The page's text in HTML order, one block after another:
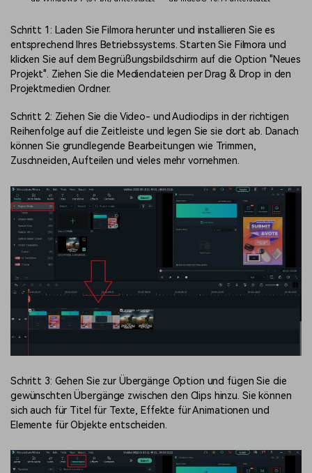
Schritt 1: Laden Sie Filmora herunter und installieren Sie es
entsprechend Ihres Betriebssystems. Starten Sie Filmora und
klicken Sie auf dem Begrüßungsbildschirm auf die Option "Neues
Projekt". Ziehen Sie die Mediendateien per Drag & Drop in den
Projektmedien Ordner.
Schritt 2: Ziehen Sie die Video- und Audioclips in der richtigen
Reihenfolge auf die Zeitleiste und legen Sie sie dort ab. Danach
können Sie grundlegende Bearbeitungen wie Trimmen,
Zuschneiden, Aufteilen und vieles mehr vornehmen.
Schritt 3: Gehen Sie zur Übergänge Option und fügen Sie die
gewünschten Übergänge zwischen den Clips hinzu. Sie können
sich auch für Titel für Texte, Effekte für Animationen und
Elemente für Objekte entscheiden.